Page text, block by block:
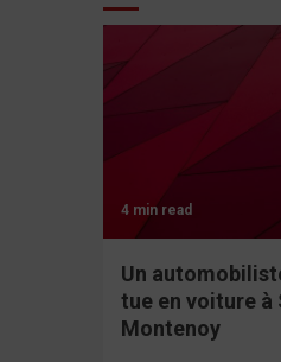
4 min read
Un
tue en voiture à
Montenoy